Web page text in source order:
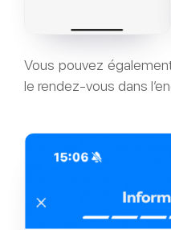
Vous pouvez
le rendez-vous dans